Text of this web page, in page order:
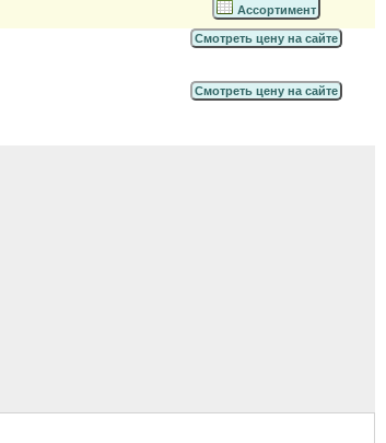
Ассортимент
Смотреть цену на сайте
Смотреть цену на сайте